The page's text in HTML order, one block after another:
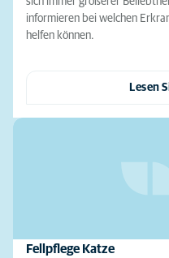
informieren bei welchen
helfen können.
Lesen
Fellpflege Katze